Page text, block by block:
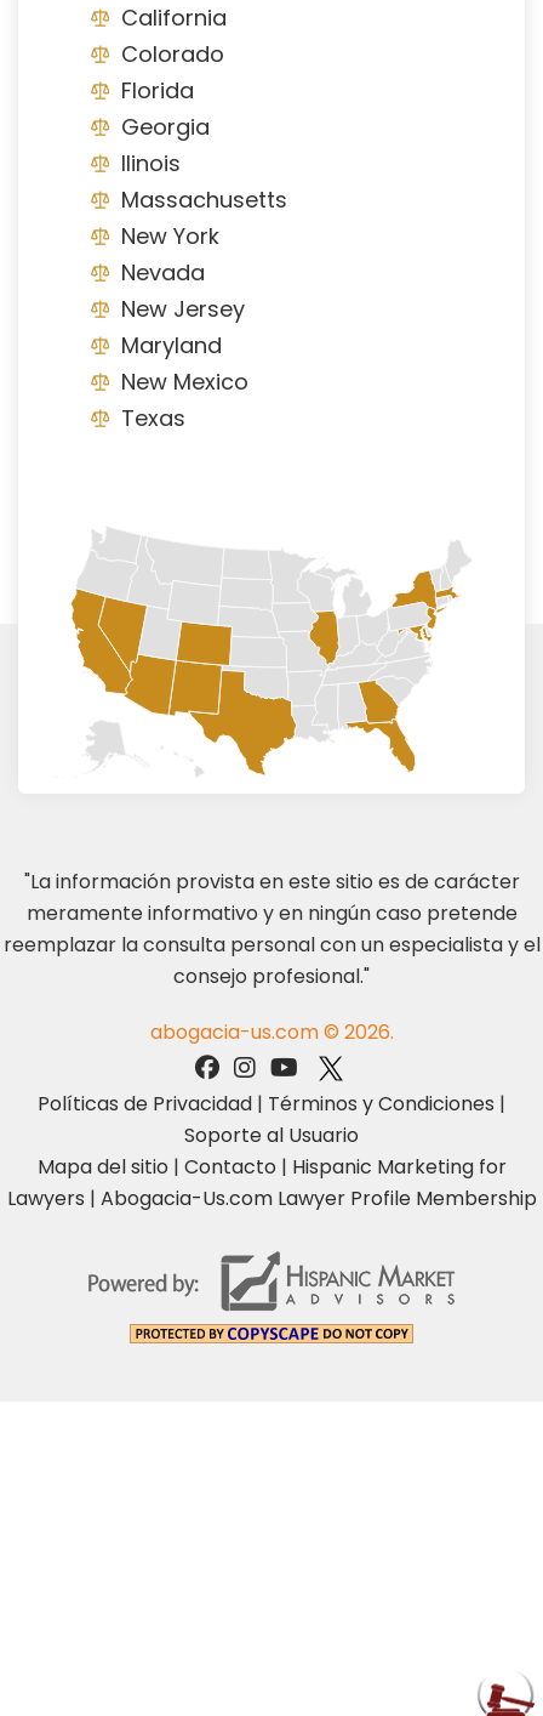
California
Colorado
Florida
Georgia
Ilinois
Massachusetts
New York
Nevada
New Jersey
Maryland
New Mexico
Texas
"La información provista en este sitio es de carácter
meramente informativo y en ningún caso pretende
reemplazar la consulta personal con un especialista y el
consejo profesional."
abogacia-us.com © 2026.
Políticas de Privacidad | Términos y Condiciones |
Soporte al Usuario
Mapa del sitio | Contacto | Hispanic Marketing for
Lawyers | Abogacia-Us.com Lawyer Profile Membership